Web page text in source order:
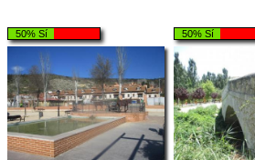
50% Sí 50% Sí